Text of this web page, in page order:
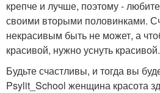
крепче и лучше, поэтому -
своими вторыми половинками.
некрасивым быть не может, а
красивой, нужно уснуть красивой.
Будьте счастливы, и тогда вы
Psylit_School женщина красота